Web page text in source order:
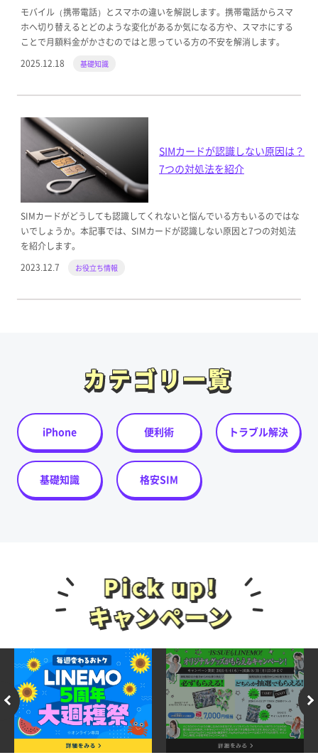
モバイル（携帯電話）とスマホの違いを解説します。携帯電話からスマ
ホへ切り替えるとどのような変化があるか気になる方や、スマホにする
ことで月額料金がかさむのではと思っている方の不安を解消します。
2025.12.18
基礎知識
SIMカードが認識しない原因は？
7つの対処法を紹介
SIMカードがどうしても認識してくれないと悩んでいる方もいるのではな
いでしょうか。本記事では、SIMカードが認識しない原因と7つの対処法
を紹介します。
2023.12.7
お役立ち情報
カテゴリ一覧
カテゴリ一覧
iPhone 便利術 トラブル解決
基礎知識 格安SIM